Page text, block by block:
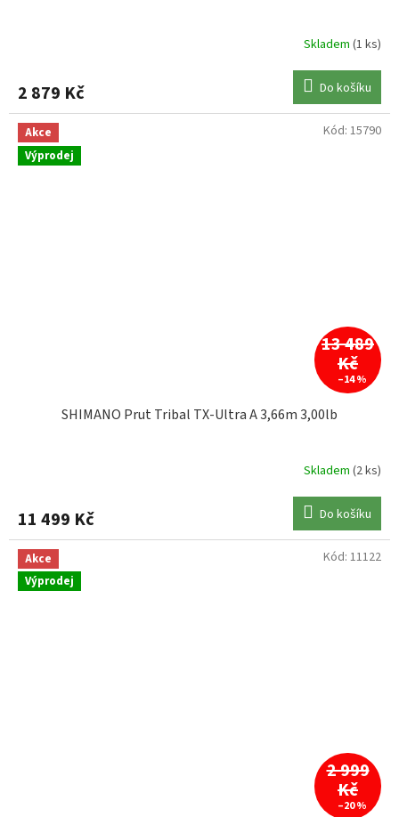
Skladem (1 ks)
2 879 Kč Do košíku
Akce
Výprodej
13 489
Kč
–14 %
SHIMANO Prut Tribal TX-Ultra A 3,66m 3,00lb
Skladem (2 ks)
11 499 Kč Do košíku
Kód: 15790
Akce
Výprodej
2 999
Kč
–20 %
Kód: 11122